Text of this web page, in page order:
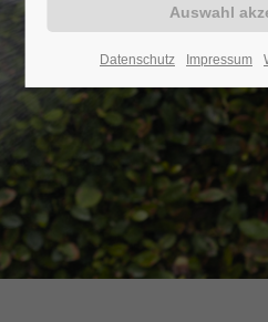
Datenschutz Impressum